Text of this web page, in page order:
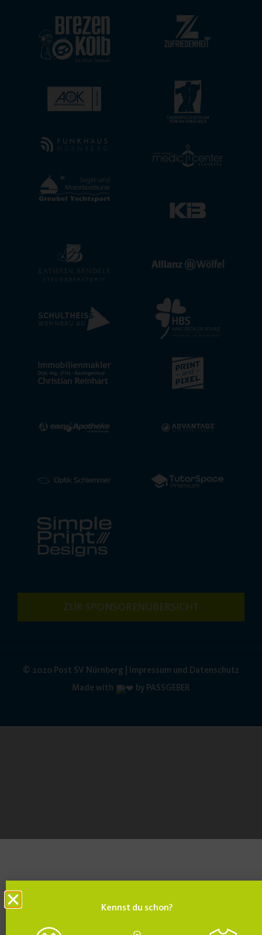
ZUR SPONSORENÜBERSICHT
© 2020 Post SV Nürnberg | Impressum und Datenschutz
Made with
by PASSGEBER
Kennst du schon?